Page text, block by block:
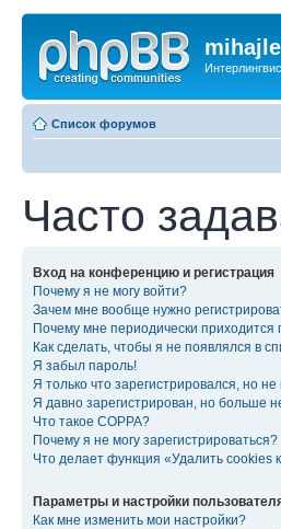
Список форумов
Часто
Вход на конференцию и регистрация
Почему я не могу войти?
Зачем мне вообще нужно
Почему мне периодически
Как сделать, чтобы я не появлялся в
Я забыл пароль!
Я только что зарегистрировался, но не
Я давно зарегистрирован, но больше
Что такое COPPA?
Почему я не могу зарегистрироваться?
Что делает функция «Удалить cookies
Параметры и настройки
Как мне изменить мои настройки?